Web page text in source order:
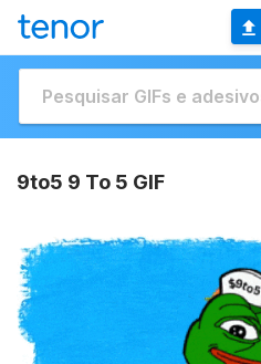
9to5 9 To 5 GIF